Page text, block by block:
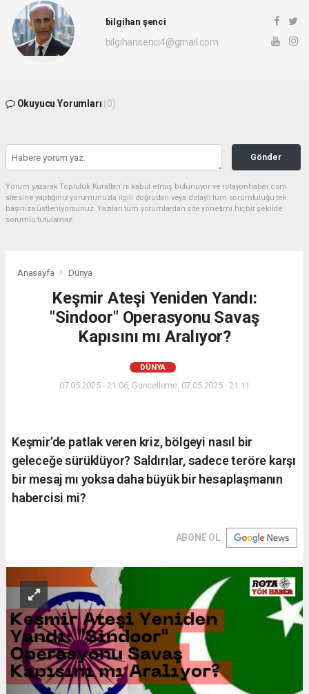
bilgihan şenci
bilgihansenci4@gmail.com
Okuyucu Yorumları (0)
Gönder
Yorum yazarak Topluluk Kuralları’nı kabul etmiş bulunuyor ve rotayonhaber.com
sitesine yaptığınız yorumunuzla ilgili doğrudan veya dolaylı tüm sorumluluğu tek
başınıza üstleniyorsunuz. Yazılan tüm yorumlardan site yönetimi hiçbir şekilde
sorumlu tutulamaz.
Anasayfa Dünya
Keşmir Ateşi Yeniden Yandı:
"Sindoor" Operasyonu Savaş
Kapısını mı Aralıyor?
DÜNYA
07.05.2025 - 21:06, Güncelleme: 07.05.2025 - 21:11
Keşmir’de patlak veren kriz, bölgeyi nasıl bir
geleceğe sürüklüyor? Saldırılar, sadece teröre karşı
bir mesaj mı yoksa daha büyük bir hesaplaşmanın
habercisi mi?
ABONE OL